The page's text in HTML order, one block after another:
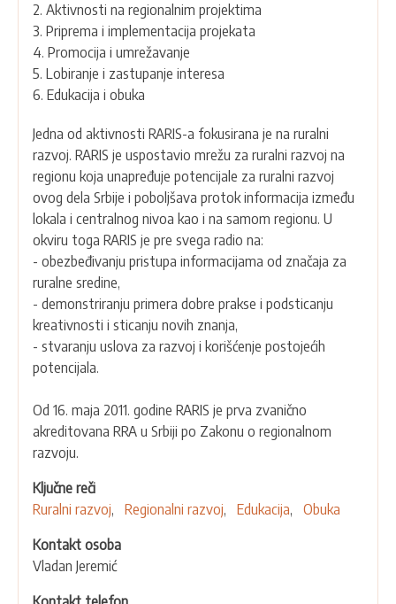
2. Aktivnosti na regionalnim projektima
3. Priprema i implementacija projekata
4. Promocija i umrežavanje
5. Lobiranje i zastupanje interesa
6. Edukacija i obuka
Jedna od aktivnosti RARIS-a fokusirana je na ruralni
razvoj. RARIS je uspostavio mrežu za ruralni razvoj na
regionu koja unapređuje potencijale za ruralni razvoj
ovog dela Srbije i poboljšava protok informacija između
lokala i centralnog nivoa kao i na samom regionu. U
okviru toga RARIS je pre svega radio na:
- obezbeđivanju pristupa informacijama od značaja za
ruralne sredine,
- demonstriranju primera dobre prakse i podsticanju
kreativnosti i sticanju novih znanja,
- stvaranju uslova za razvoj i korišćenje postojećih
potencijala.
Od 16. maja 2011. godine RARIS je prva zvanično
akreditovana RRA u Srbiji po Zakonu o regionalnom
razvoju.
Ključne reči
Ruralni razvoj
Regionalni razvoj Edukacija
Obuka
Kontakt osoba
Vladan Jeremić